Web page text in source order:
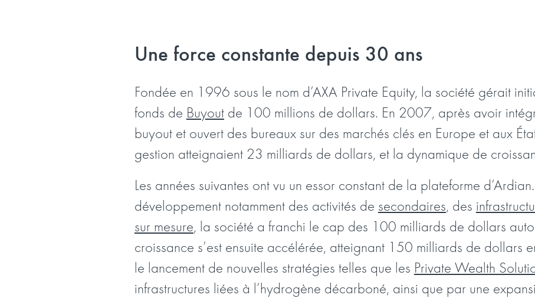
Une force constante depuis 30 ans
Fondée en 1996 sous le nom d’AXA Private Equity, la société gérait
fonds de Buyoutde 100 millions de dollars. En 2007, après avoir
buyout et ouvert des bureaux sur des marchés clés en Europe et aux
gestion atteignaient 23 milliards de dollars, et la dynamique de
Les années suivantes ont vu un essor constant de la plateforme
développement notamment des activités de secondaires, des
sur mesure, la société a franchi le cap des 100 milliards de dollars
croissance s’est ensuite accélérée, atteignant 150 milliards de dollars
le lancement de nouvelles stratégies telles que les Private Wealth
infrastructures liées à l’hydrogène décarboné, ainsi que par une